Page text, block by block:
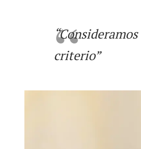
criterio”